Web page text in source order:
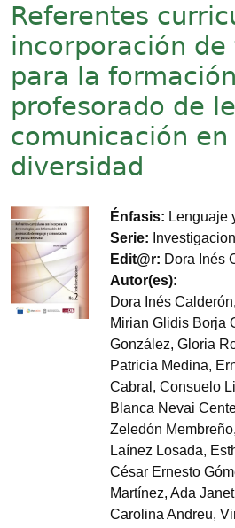
Referentes
incorporación
para la
profesorado de
comunicación
diversidad
Imagen Énfasis
Lenguaje
Serie
Edit@r
Dora Inés
Autor(es)
Dora Inés
Mirian Glidis Borja
González, Gloria
Patricia Medina,
Cabral, Consuelo
Blanca Nevai
Zeledón
Laínez Losada,
César Ernesto
Martínez, Ada
Carolina Andreu,